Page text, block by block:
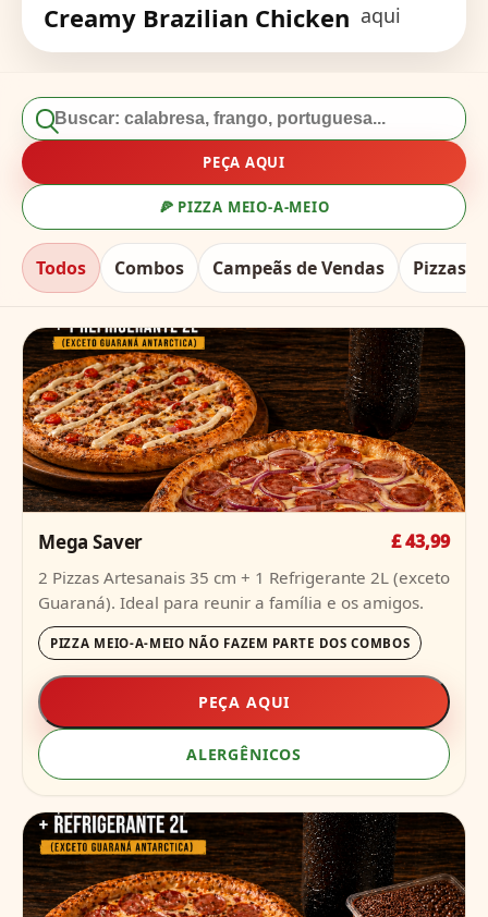
Creamy Brazilian Chicken aqui
PEÇA AQUI
🍕 PIZZA MEIO-A-MEIO
Todos Combos Campeãs de Vendas Pizzas
Mega Saver £ 43,99
2 Pizzas Artesanais 35 cm + 1 Refrigerante 2L (exceto
Guaraná). Ideal para reunir a família e os amigos.
PIZZA MEIO-A-MEIO NÃO FAZEM PARTE DOS COMBOS
PEÇA AQUI
ALERGÊNICOS